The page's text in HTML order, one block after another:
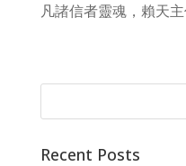
凡諸信者靈魂，賴天
Recent Posts